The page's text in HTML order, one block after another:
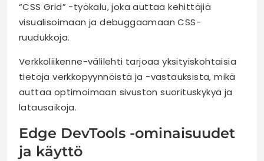
“CSS Grid” -työkalu, joka auttaa kehittäjiä
visualisoimaan ja debuggaamaan CSS-
ruudukkoja.
Verkkoliikenne-välilehti tarjoaa yksityiskohtaisia
tietoja verkkopyynnöistä ja -vastauksista, mikä
auttaa optimoimaan sivuston suorituskykyä ja
latausaikoja.
Edge DevTools -ominaisuudet
ja käyttö